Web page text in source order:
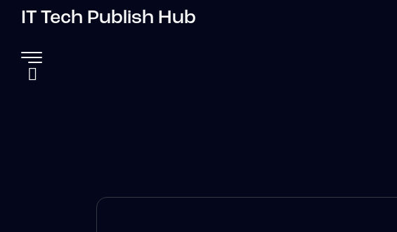
IT Tech Publish Hub